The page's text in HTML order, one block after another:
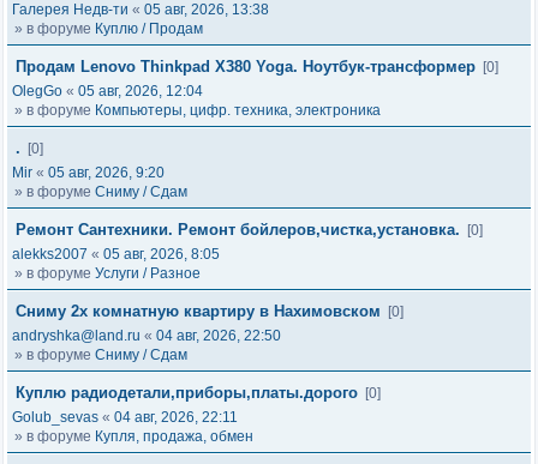
Галерея Недв-ти « 05 авг, 2026, 13:38
» в форуме Куплю / Продам
Продам Lenovo Thinkpad X380 Yoga. Ноутбук-трансформер [0]
OlegGo « 05 авг, 2026, 12:04
» в форуме Компьютеры, цифр. техника, электроника
.
[0]
Mir « 05 авг, 2026, 9:20
» в форуме Сниму / Сдам
Ремонт Сантехники. Ремонт бойлеров,чистка,установка.
[0]
alekks2007 « 05 авг, 2026, 8:05
» в форуме Услуги / Разное
Сниму 2х комнатную квартиру в Нахимовском
[0]
andryshka@land.ru « 04 авг, 2026, 22:50
» в форуме Сниму / Сдам
Куплю радиодетали,приборы,платы.дорого [0]
Golub_sevas « 04 авг, 2026, 22:11
» в форуме Купля, продажа, обмен